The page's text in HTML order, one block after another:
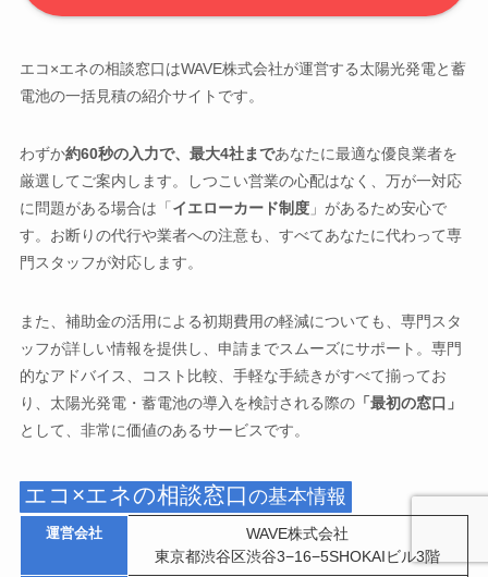
エコ×エネの相談窓口はWAVE株式会社が運営する太陽光発電と蓄
電池の一括見積の紹介サイトです。
わずか約60秒の入力で、最大4社まであなたに最適な優良業者を
厳選してご案内します。しつこい営業の心配はなく、万が一対応
に問題がある場合は「 イエローカード制度」があるため安心で
す。お断りの代行や業者への注意も、すべてあなたに代わって専
門スタッフが対応します。
また、補助金の活用による初期費用の軽減についても、専門スタ
ッフが詳しい情報を提供し、申請までスムーズにサポート。専門
的なアドバイス、コスト比較、手軽な手続きがすべて揃ってお
り、太陽光発電・蓄電池の導入を検討される際の「最初の窓口」
として、非常に価値のあるサービスです。
エコ×エネの相談窓口の基本情報
運営会社
WAVE株式会社
東京都渋谷区渋谷3−16−5SHOKAIビル3階